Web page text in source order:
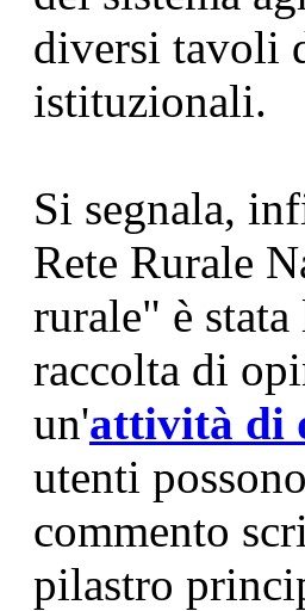
diversi tavoli
istituzionali.
Si segnala,
Rete Rurale
rurale" è
raccolta di
un'attività di
utenti
commento
pilastro